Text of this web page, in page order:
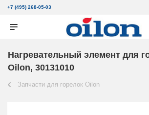
+7 (495) 268-05-03
Нагревательный элемент для
Oilon, 30131010
Запчасти для горелок Oilon